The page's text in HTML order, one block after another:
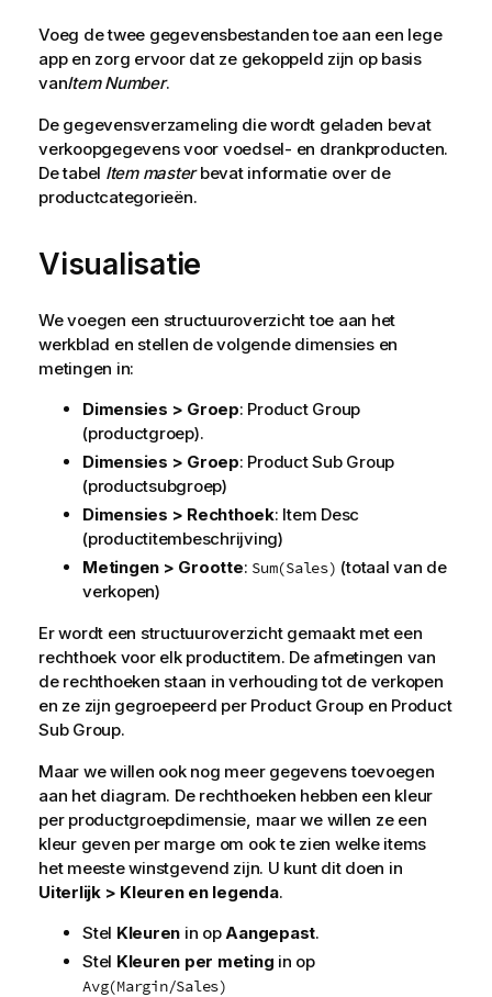
Voeg de twee gegevensbestanden toe aan een lege
app en zorg ervoor dat ze gekoppeld zijn op basis
vanItem Number.
De gegevensverzameling die wordt geladen bevat
verkoopgegevens voor voedsel- en drankproducten.
De tabel Item masterbevat informatie over de
productcategorieën.
Visualisatie
We voegen een structuuroverzicht toe aan het
werkblad en stellen de volgende dimensies en
metingen in:
Dimensies > Groep: Product Group
(productgroep).
Dimensies > Groep: Product Sub Group
(productsubgroep)
Dimensies > Rechthoek: Item Desc
(productitembeschrijving)
Metingen > Grootte: Sum(Sales) (totaal van de
verkopen)
Er wordt een structuuroverzicht gemaakt met een
rechthoek voor elk productitem. De afmetingen van
de rechthoeken staan in verhouding tot de verkopen
en ze zijn gegroepeerd per Product Group en Product
Sub Group.
Maar we willen ook nog meer gegevens toevoegen
aan het diagram. De rechthoeken hebben een kleur
per productgroepdimensie, maar we willen ze een
kleur geven per marge om ook te zien welke items
het meeste winstgevend zijn. U kunt dit doen in
Uiterlijk > Kleuren en legenda.
Stel Kleuren in opAangepast.
Stel Kleuren per meting in op
Avg(Margin/Sales)